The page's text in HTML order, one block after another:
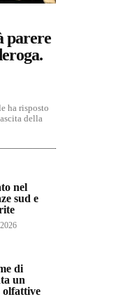
parere
ha risposto
della
nel
sud e
di
un
olfattive